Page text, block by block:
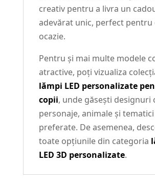
creativ pentru a livra un
adevărat unic, perfect pentru
ocazie.
Pentru și mai multe modele
atractive, poți vizualiza
lămpi LED personalizate
copii, unde găsești designuri
personaje, animale și tematici
preferate. De asemenea,
toate opțiunile din categoria
LED 3D personalizate.